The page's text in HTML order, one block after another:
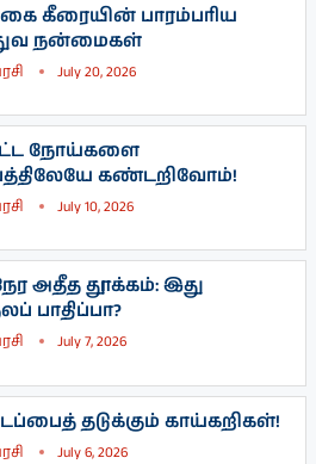
கீரையின் பாரம்பரிய
நன்மைகள்
July 20, 2026
நோய்களை
கண்டறிவோம்!
July 10, 2026
அதீத தூக்கம்: இது
பாதிப்பா?
July 7, 2026
தடுக்கும் காய்கறிகள்!
July 6, 2026